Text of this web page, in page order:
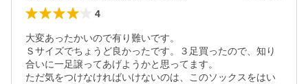
4
大変あったかいので有り難いです。
Ｓサイズでちょうど良かったです。３足買ったので、知り
合いに一足譲ってあげようかと思ってます。
ただ気をつけなければいけないのは、このソックスをはい